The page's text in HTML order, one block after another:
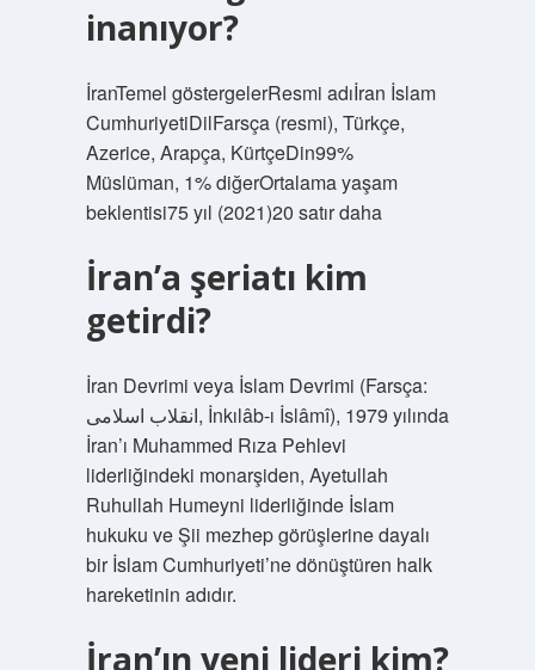
inanıyor?
İranTemel göstergelerResmi adıİran İslam
CumhuriyetiDilFarsça (resmi), Türkçe,
Azerice, Arapça, KürtçeDin99%
Müslüman, 1% diğerOrtalama yaşam
beklentisi75 yıl (2021)20 satır daha
İran’a şeriatı kim
getirdi?
İran Devrimi veya İslam Devrimi (Farsça:
انقلاب اسلامی, İnkılâb-ı İslâmî), 1979 yılında
İran’ı Muhammed Rıza Pehlevi
liderliğindeki monarşiden, Ayetullah
Ruhullah Humeyni liderliğinde İslam
hukuku ve Şii mezhep görüşlerine dayalı
bir İslam Cumhuriyeti’ne dönüştüren halk
hareketinin adıdır.
İran’ın yeni lideri kim?